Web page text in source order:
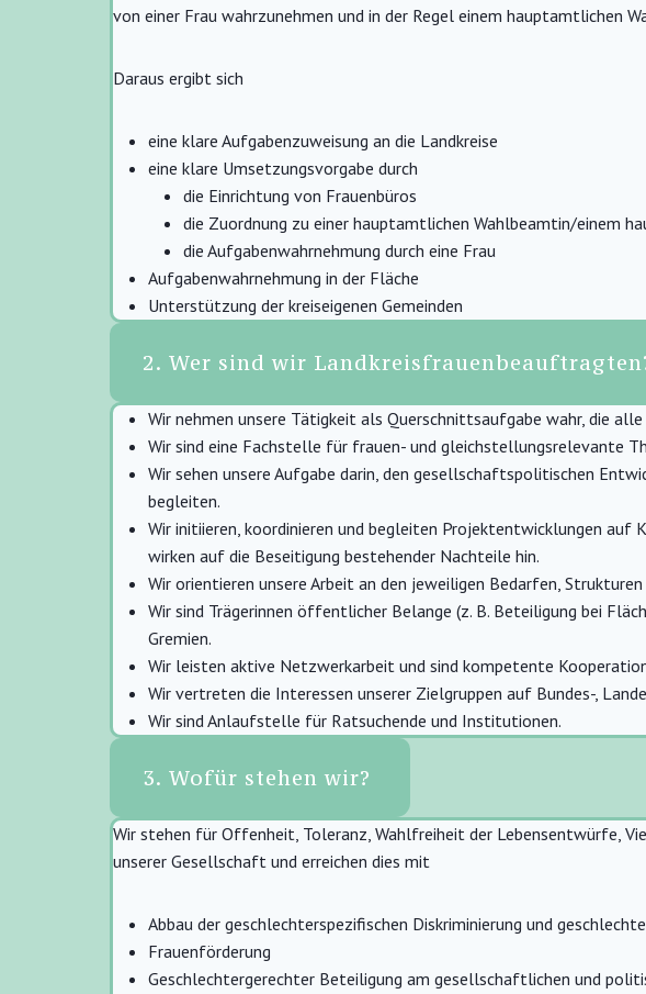
von einer Frau wahrzunehmen und in der Regel einem hauptamtlichen
Daraus ergibt sich
eine klare Aufgabenzuweisung an die Landkreise
eine klare Umsetzungsvorgabe durch
die Einrichtung von Frauenbüros
die Zuordnung zu einer hauptamtlichen Wahlbeamtin/einem
die Aufgabenwahrnehmung durch eine Frau
Aufgabenwahrnehmung in der Fläche
Unterstützung der kreiseigenen Gemeinden
2. Wer sind wir
Wir nehmen unsere Tätigkeit als Querschnittsaufgabe wahr, die
Wir sind eine Fachstelle für frauen- und gleichstellungsrelevante
Wir sehen unsere Aufgabe darin, den gesellschaftspolitischen
begleiten.
Wir initiieren, koordinieren und begleiten Projektentwicklungen auf
wirken auf die Beseitigung bestehender Nachteile hin.
Wir orientieren unsere Arbeit an den jeweiligen Bedarfen,
Wir sind Trägerinnen öffentlicher Belange (z. B. Beteiligung bei
Gremien.
Wir leisten aktive Netzwerkarbeit und sind kompetente
Wir vertreten die Interessen unserer Zielgruppen auf Bundes-,
Wir sind Anlaufstelle für Ratsuchende und Institutionen.
3. Wofür stehen wir?
Wir stehen für Offenheit, Toleranz, Wahlfreiheit der Lebensentwürfe,
unserer Gesellschaft und erreichen dies mit
Abbau der geschlechterspezifischen Diskriminierung und
Frauenförderung
Geschlechtergerechter Beteiligung am gesellschaftlichen und